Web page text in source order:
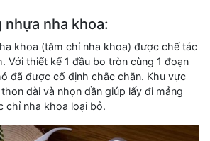
nhựa nha khoa:
khoa (tăm chỉ nha khoa) được chế tác
Với thiết kế 1 đầu bo tròn cùng 1 đoạn
đã được cố định chắc chắn. Khu vực
dài và nhọn dần giúp lấy đi mảng
chỉ nha khoa loại bỏ.